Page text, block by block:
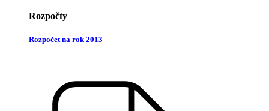
Rozpočty
Rozpočet na rok 2013